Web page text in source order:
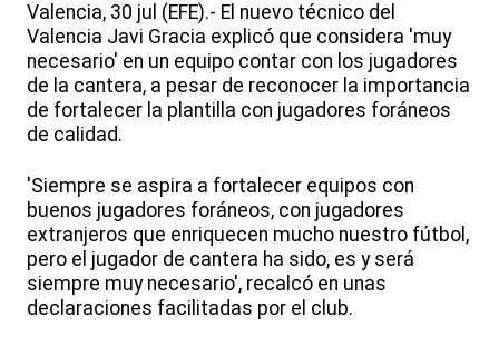
Valencia, 30 jul (EFE).- El nuevo técnico del
Valencia Javi Gracia explicó que considera 'muy
necesario' en un equipo contar con los jugadores
de la cantera, a pesar de reconocer la importancia
de fortalecer la plantilla con jugadores foráneos
de calidad.
'Siempre se aspira a fortalecer equipos con
buenos jugadores foráneos, con jugadores
extranjeros que enriquecen mucho nuestro fútbol,
pero el jugador de cantera ha sido, es y será
siempre muy necesario', recalcó en unas
declaraciones facilitadas por el club.